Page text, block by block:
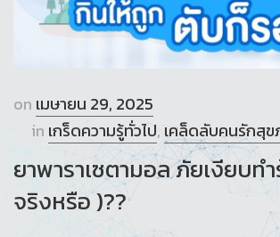
on เมษายน 29, 2025
in เกร็ดความรู้ทั่วไป, เคล็ดลับคนรักสุ
ยาพาราเซตามอล ภัยเงียบท
จริงหรือ )??